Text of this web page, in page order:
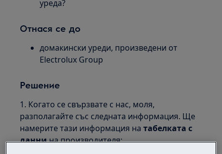
уреда?
Отнася се до
домакински уреди, произведени от
Electrolux Group
Решение
1. Когато се свързвате с нас, моля,
разполагайте със следната информация. Ще
намерите тази информация натабелката с
даннина производителя: